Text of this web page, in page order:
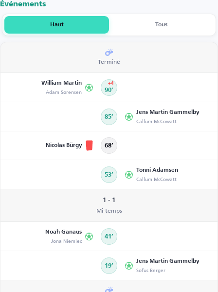
Événements
Haut Tous
Terminé
William Martin
Adam Sørensen 90’
+4
85’
Jens Martin Gammelby
Callum McCowatt
Nicolas Bürgy 68’
53’
Tonni Adamsen
Callum McCowatt
1 - 1
Mi-temps
Noah Ganaus
Jona Niemiec 41’
19’
Jens Martin Gammelby
Sofus Berger